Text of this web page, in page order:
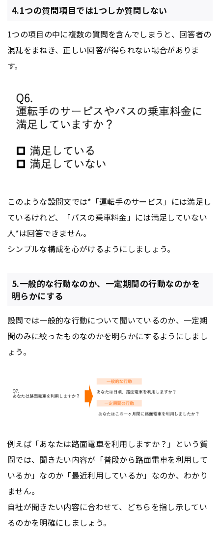
4.1つの質問項目では1つしか質問しない
1つの項目の中に複数の質問を含んでしまうと、回答者の
混乱をまねき、正しい回答が得られない場合がありま
す。
このような設問文では*「運転手のサービス」には満足し
ているけれど、「バスの乗車料金」には満足していない
人*は回答できません。
シンプルな構成を心がけるようにしましょう。
5.一般的な行動なのか、一定期間の行動なのかを
明らかにする
設問では一般的な行動について聞いているのか、一定期
間のみに絞ったものなのかを明らかにするようにしまし
ょう。
例えば「あなたは路面電車を利用しますか？」という質
問では、聞きたい内容が「普段から路面電車を利用して
いるか」なのか「最近利用しているか」なのか、わかり
ません。
自社が聞きたい内容に合わせて、どちらを指し示してい
るのかを明確にしましょう。